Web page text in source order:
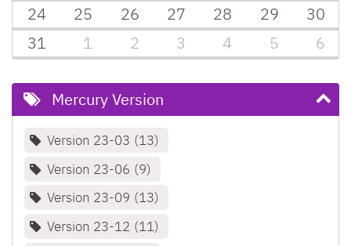
24
25 26 27 28 29
30
31
1 2 3 4 5 6
Mercury Version
Version 23-03 13
Version 23-06 9
Version 23-09 13
Version 23-12 11